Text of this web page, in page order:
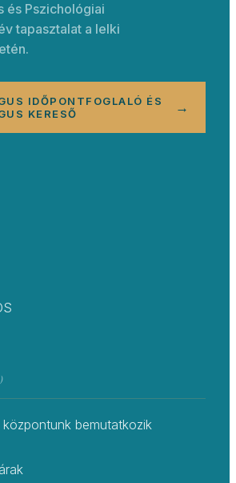
és Pszichológiai
tapasztalat a lelki
IDŐPONTFOGLALÓ ÉS
KERESŐ
→
bemutatkozik